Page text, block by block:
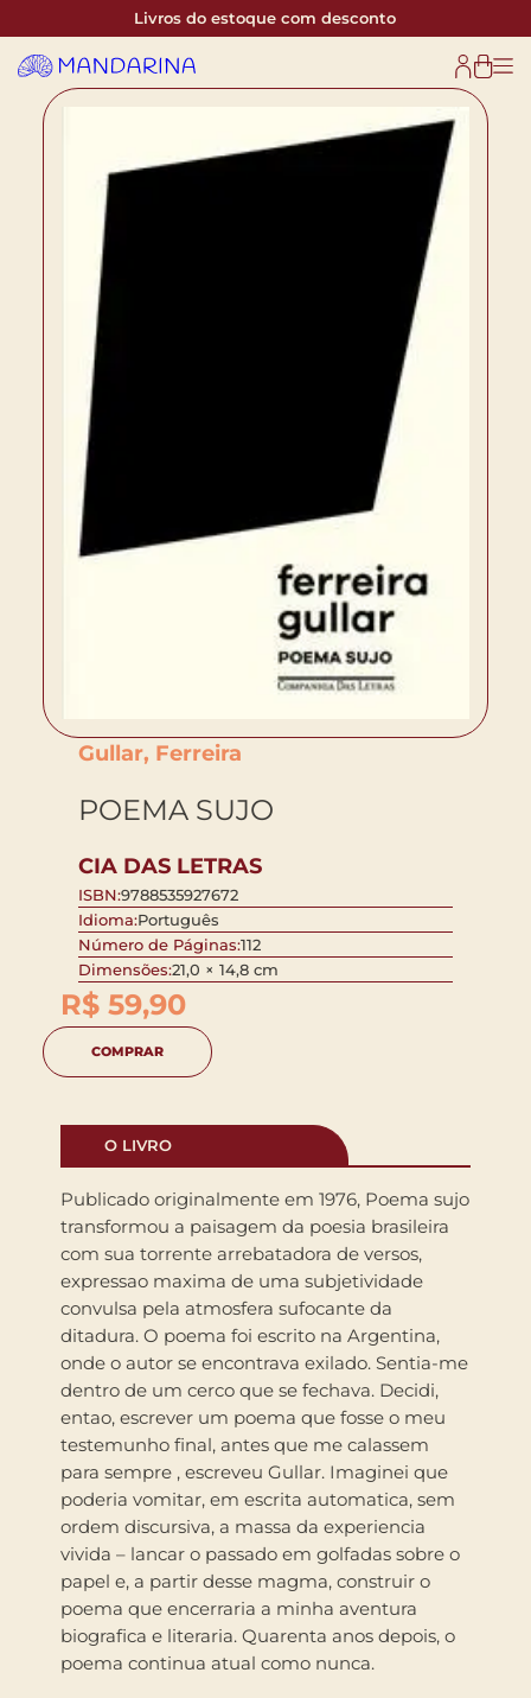
Livros do estoque com desconto
Gullar, Ferreira
POEMA SUJO
CIA DAS LETRAS
ISBN:9788535927672
Idioma:Português
Número de Páginas:112
Dimensões:21,0 × 14,8 cm
R$ 59,90
COMPRAR
O LIVRO
Publicado originalmente em 1976, Poema sujo
transformou a paisagem da poesia brasileira
com sua torrente arrebatadora de versos,
expressao maxima de uma subjetividade
convulsa pela atmosfera sufocante da
ditadura. O poema foi escrito na Argentina,
onde o autor se encontrava exilado. Sentia-me
dentro de um cerco que se fechava. Decidi,
entao, escrever um poema que fosse o meu
testemunho final, antes que me calassem
para sempre , escreveu Gullar. Imaginei que
poderia vomitar, em escrita automatica, sem
ordem discursiva, a massa da experiencia
vivida – lancar o passado em golfadas sobre o
papel e, a partir desse magma, construir o
poema que encerraria a minha aventura
biografica e literaria. Quarenta anos depois, o
poema continua atual como nunca.